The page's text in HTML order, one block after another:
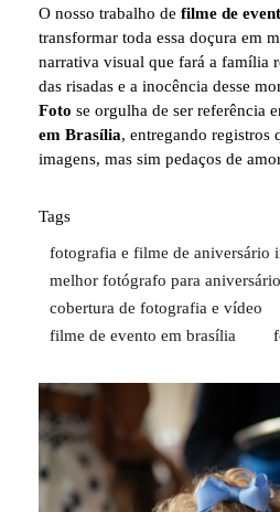
O nosso trabalho de filme de
transformar toda essa doçura em
narrativa visual que fará a família
das risadas e a inocência desse
Foto se orgulha de ser referência
em Brasília, entregando registros
imagens, mas sim pedaços de
Tags
fotografia e filme de aniversário
melhor fotógrafo para
cobertura de fotografia e vídeo
filme de evento em brasília